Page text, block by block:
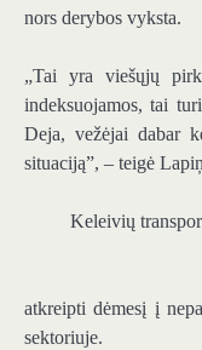
nors derybos vyksta.
„Tai yra viešųjų
indeksuojamos, tai
Deja, vežėjai dabar
situaciją”, – teigė
Keleivių
atkreipti dėmesį į
sektoriuje.